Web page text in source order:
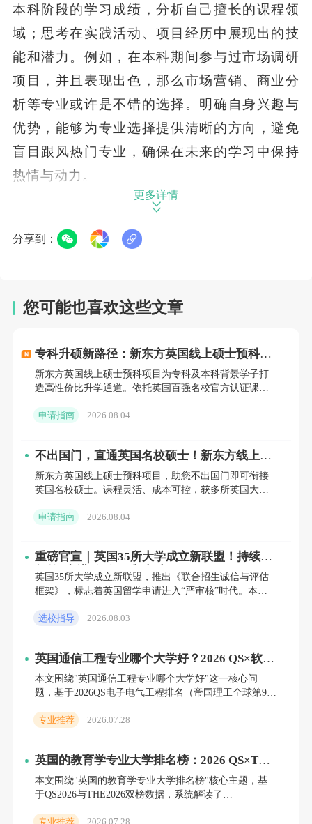
本科阶段的学习成绩，分析自己擅长的课程领
域；思考在实践活动、项目经历中展现出的技
能和潜力。例如，在本科期间参与过市场调研
项目，并且表现出色，那么市场营销、商业分
析等专业或许是不错的选择。明确自身兴趣与
优势，能够为专业选择提供清晰的方向，避免
盲目跟风热门专业，确保在未来的学习中保持
热情与动力。
了解专业发展趋势与就业前景
在确定自身兴趣和优势后，还需要深入了解各
交流等方式，获取专业领域的最新动态。以计
技术的快速发展，该专业的就业市场需求持续
增长，相关岗位薪资待遇也较为可观。
此外，还可以了解不同专业在英国当地以及国
实习和就业机会，如金融、会计等，许多国际
知名企业在英国设有分支机构；而另一些专
业，回国发展可能更具优势，如教育、传媒
虑专业的发展趋势和就业前景，有助于做出更
具前瞻性的专业选择，为未来的职业发展奠定
在专业选择确定后，接下来就是院校适配的环
节。英国的高校各有特色，每所学校都有其擅
长的专业领域和独特的教学风格。学生可以通
的专业排名、师资力量、科研成果等信息。比
如，在建筑学专业领域，谢菲尔德大学以其独
特的教学理念和优秀的师资团队而闻名；在艺
更多详情
分享到：
您可能也喜欢这些文章
专科升硕新路径：新东方英国线上硕士预科，
低成本撬动世界百强名校
新东方英国线上硕士预科项目为专科及本科背景学子打
造高性价比升学通道。依托英国百强名校官方认证课
多领域，无缝衔接伯
申请指南 2026.08.04
不出国门，直通英国名校硕士！新东方线上预
科项目全解析
新东方英国线上硕士预科项目，助您不出国门即可衔接
英国名校硕士。课程灵活、成本可控，获多所英国大学
教学支持。立即咨
申请指南 2026.08.04
重磅官宣｜英国35所大学成立新联盟！持续多
年的“宽进”假象，彻底破灭
英国35所大学成立新联盟，推出《联合招生诚信与评估
框架》，标志着英国留学申请进入“严审核”时代。本文
假”与“分数通胀
选校指导 2026.08.03
英国通信工程专业哪个大学好？2026 QS×软科
双榜解读与本科/硕士择校全指南
本文围绕"英国通信工程专业哪个大学好"这一核心问
题，基于2026QS电子电气工程排名（帝国理工全球第9、
普敦
专业推荐 2026.07.28
英国的教育学专业大学排名榜：2026 QS×THE
双榜解读与择校全指南
本文围绕"英国的教育学专业大学排名榜"核心主题，基
于QS2026与THE2026双榜数据，系统解读了
专业推荐 2026.07.28